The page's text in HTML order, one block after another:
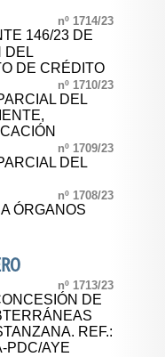
nº 1714/23
146/23 DE
DEL
DE CRÉDITO
nº 1710/23
DEL
nº 1709/23
DEL
nº 1708/23
ÓRGANOS
nº 1713/23
DE
REF.:
PDC/AYE